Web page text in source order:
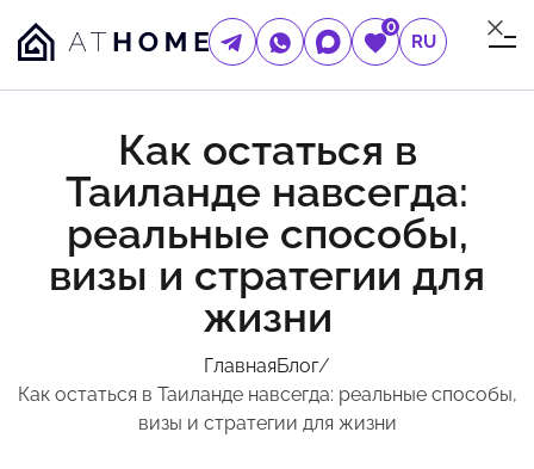
0
RU
Как остаться в
Таиланде навсегда:
реальные способы,
визы и стратегии для
жизни
ГлавнаяБлог/
Как остаться в Таиланде навсегда: реальные способы,
визы и стратегии для жизни